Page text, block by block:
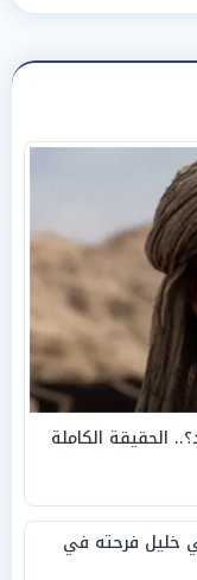
الحقيقة الكاملة
خليل فرحته في